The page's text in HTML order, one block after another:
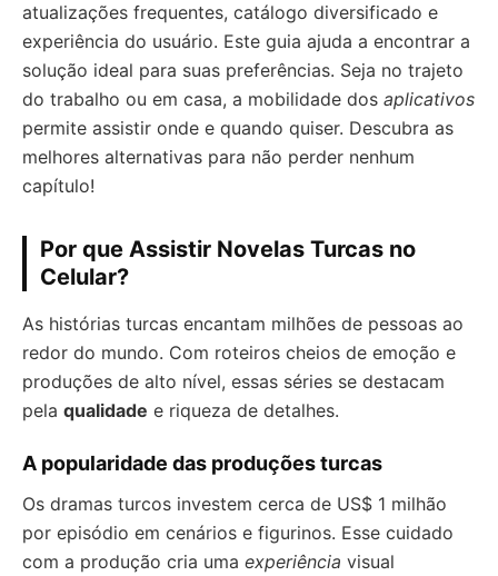
atualizações frequentes, catálogo diversificado e
experiência do usuário. Este guia ajuda a encontrar a
solução ideal para suas preferências. Seja no trajeto
do trabalho ou em casa, a mobilidade dos aplicativos
permite assistir onde e quando quiser. Descubra as
melhores alternativas para não perder nenhum
capítulo!
Por que Assistir Novelas Turcas no
Celular?
As histórias turcas encantam milhões de pessoas ao
redor do mundo. Com roteiros cheios de emoção e
produções de alto nível, essas séries se destacam
pela qualidade e riqueza de detalhes.
A popularidade das produções turcas
Os dramas turcos investem cerca de US$ 1 milhão
por episódio em cenários e figurinos. Esse cuidado
com a produção cria uma experiência visual